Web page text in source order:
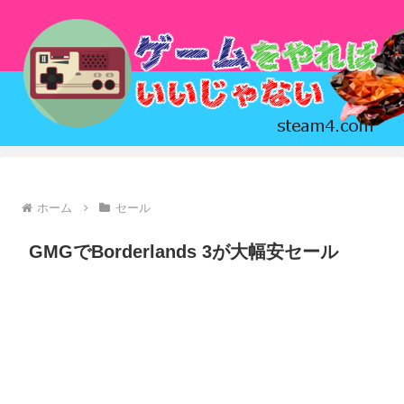
ホーム セール
GMGでBorderlands 3が大幅安セール